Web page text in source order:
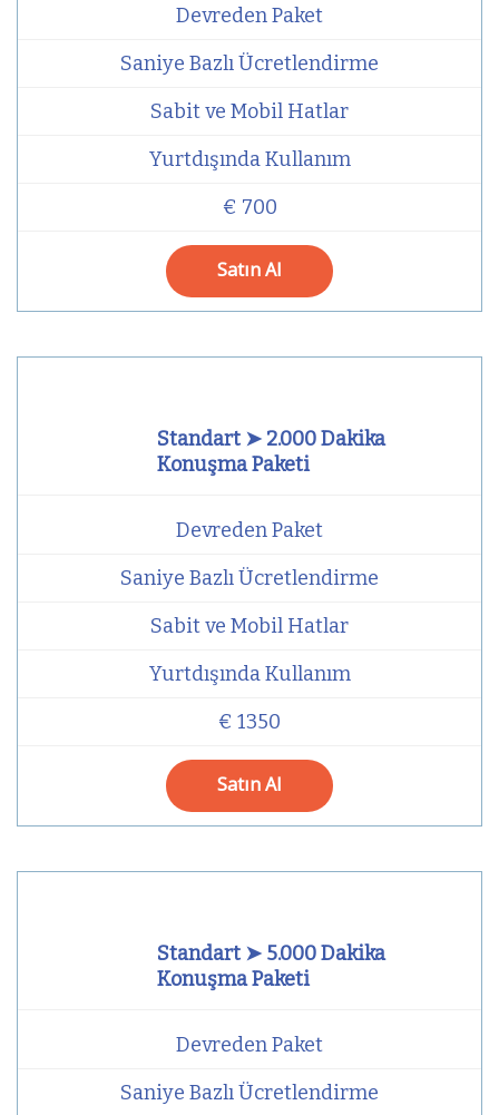
Devreden Paket
Saniye Bazlı Ücretlendirme
Sabit ve Mobil Hatlar
Yurtdışında Kullanım
€ 700
Satın Al
Standart ➤ 2.000 Dakika
Konuşma Paketi
Devreden Paket
Saniye Bazlı Ücretlendirme
Sabit ve Mobil Hatlar
Yurtdışında Kullanım
€ 1350
Satın Al
Standart ➤ 5.000 Dakika
Konuşma Paketi
Devreden Paket
Saniye Bazlı Ücretlendirme